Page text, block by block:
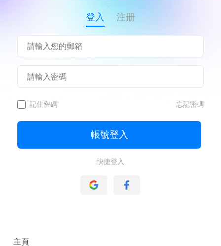
登入 注册
記住密碼 忘記密碼
帳號登入
快捷登入
主頁